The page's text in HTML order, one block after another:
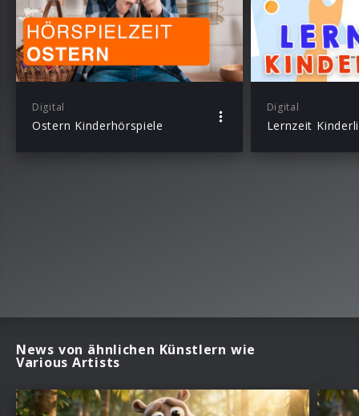
Digital
Ostern Kinderhörspiele
Digital
Lernzeit
News von ähnlichen Künstlern wie
Various Artists